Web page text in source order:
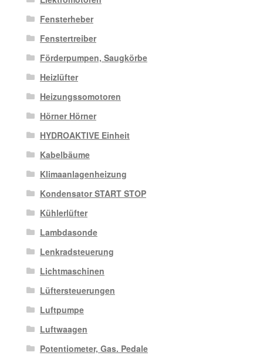
Fensterheber
Fenstertreiber
Förderpumpen, Saugkörbe
Heizlüfter
Heizungssomotoren
Hörner Hörner
HYDROAKTIVE Einheit
Kabelbäume
Klimaanlagenheizung
Kondensator START STOP
Kühlerlüfter
Lambdasonde
Lenkradsteuerung
Lichtmaschinen
Lüftersteuerungen
Luftpumpe
Luftwaagen
Potentiometer, Gas. Pedale